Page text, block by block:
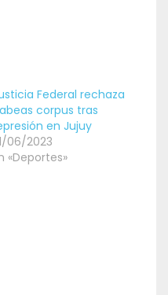
Federal rechaza
corpus tras
en Jujuy
06/2023
«Deportes»